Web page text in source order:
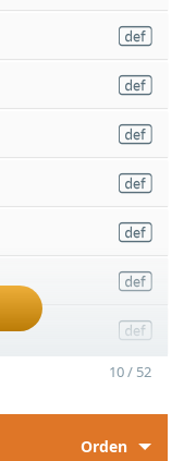
10 / 52
Orden